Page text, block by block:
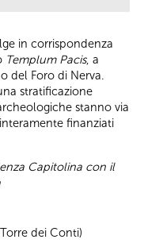
in corrispondenza
Templum Pacis, a
del Foro di Nerva.
stratificazione
stanno via
finanziati
Capitolina con il
dei Conti)